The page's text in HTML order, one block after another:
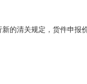
的清关规定，货件申报